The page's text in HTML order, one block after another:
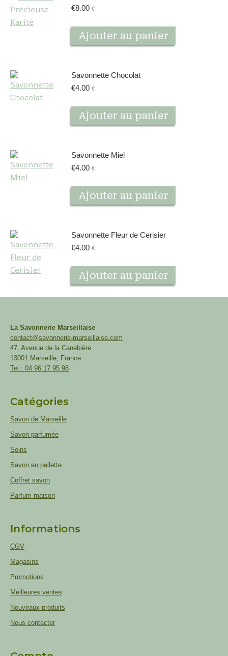
€8.00 €
Ajouter au panier
Savonnette Chocolat
€4.00 €
Ajouter au panier
Savonnette Miel
€4.00 €
Ajouter au panier
Savonnette Fleur de Cerisier
€4.00 €
Ajouter au panier
La Savonnerie Marseillaise
contact@savonnerie-marseillaise.com
47, Avenue de la Canebière
13001 Marseille, France
Tel : 04 96 17 95 98
Catégories
Savon de Marseille
Savon parfumée
Soins
Savon en pailette
Coffret savon
Parfum maison
Informations
CGV
Magasins
Promotions
Meilleures ventes
Nouveaux produits
Nous contacter